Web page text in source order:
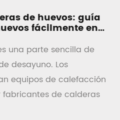
de huevos: guía
fácilmente en
una parte sencilla de
desayuno. Los
equipos de calefacción
de calderas